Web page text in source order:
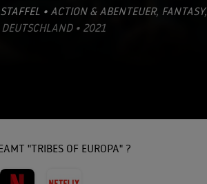
• ACTION & ABENTEUER, FANTASY,
DEUTSCHLAND • 2021
"TRIBES OF EUROPA" ?